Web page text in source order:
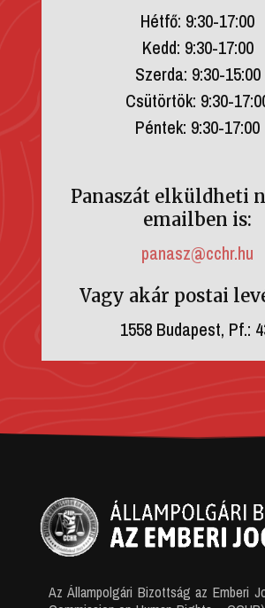
Hétfő: 9:30-17:00
Kedd: 9:30-17:00
Szerda: 9:30-15:00
Csütörtök: 9:30-
Péntek: 9:30-17:00
Panaszát elküldheti
emailben is:
panasz@cchr.hu
Vagy akár postai
1558 Budapest, Pf.:
Az Állampolgári Bizottság az Emberi